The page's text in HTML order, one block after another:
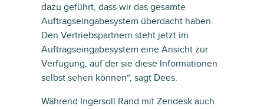
dazu geführt, dass wir das gesamte
Auftragseingabesystem überdacht haben.
Den Vertriebspartnern steht jetzt im
Auftragseingabesystem eine Ansicht zur
Verfügung, auf der sie diese Informationen
selbst sehen können“, sagt Dees.
Während Ingersoll Rand mit Zendesk auch